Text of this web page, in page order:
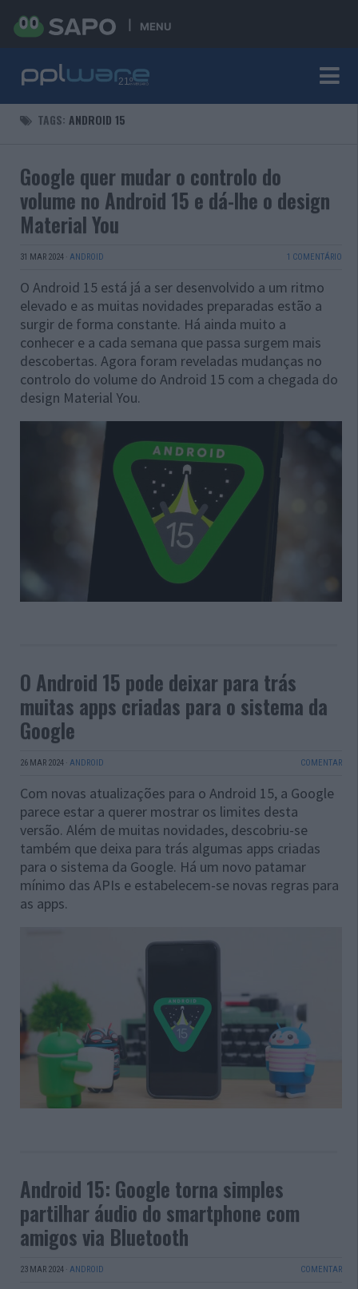
MENU
TAGS: ANDROID 15
Google quer mudar o controlo do
volume no Android 15 e dá-lhe o design
Material You
31 MAR 2024 · ANDROID 1 COMENTÁRIO
O Android 15 está já a ser desenvolvido a um ritmo
elevado e as muitas novidades preparadas estão a
surgir de forma constante. Há ainda muito a
conhecer e a cada semana que passa surgem mais
descobertas. Agora foram reveladas mudanças no
controlo do volume do Android 15 com a chegada do
design Material You.
O Android 15 pode deixar para trás
muitas apps criadas para o sistema da
Google
26 MAR 2024 · ANDROID COMENTAR
Com novas atualizações para o Android 15, a Google
parece estar a querer mostrar os limites desta
versão. Além de muitas novidades, descobriu-se
também que deixa para trás algumas apps criadas
para o sistema da Google. Há um novo patamar
mínimo das APIs e estabelecem-se novas regras para
as apps.
Android 15: Google torna simples
partilhar áudio do smartphone com
amigos via Bluetooth
23 MAR 2024 · ANDROID COMENTAR